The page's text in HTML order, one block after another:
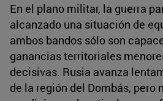
En el plano militar, la guerra
alcanzado una situación de
ambos bandos sólo son
ganancias territoriales
decisivas. Rusia avanza
de la región del Dombás, pero